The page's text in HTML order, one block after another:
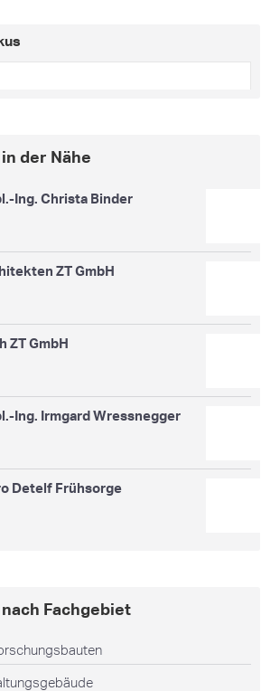
der Nähe
Ing. Christa Binder
ZT GmbH
ZT GmbH
Ing. Irmgard Wressnegger
Detelf Frühsorge
Fachgebiet